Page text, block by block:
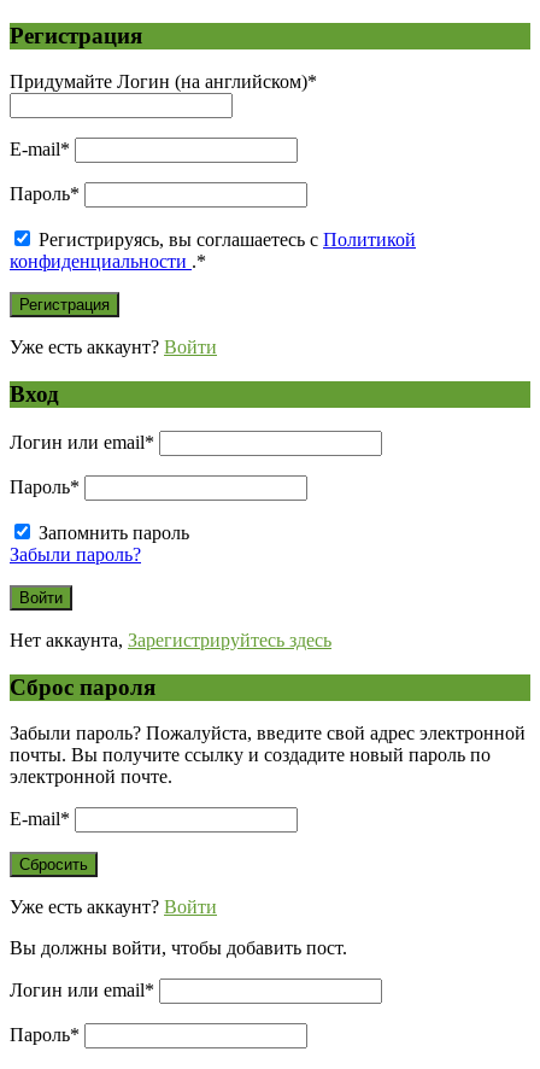
Регистрация
Придумайте Логин (на английском)*
E-mail*
Пароль*
Регистрируясь, вы соглашаетесь с Политикой
конфиденциальности .*
Уже есть аккаунт? Войти
Вход
Логин или email*
Пароль*
Запомнить пароль
Забыли пароль?
Нет аккаунта, Зарегистрируйтесь здесь
Сброс пароля
Забыли пароль? Пожалуйста, введите свой адрес электронной
почты. Вы получите ссылку и создадите новый пароль по
электронной почте.
E-mail*
Уже есть аккаунт? Войти
Вы должны войти, чтобы добавить пост.
Логин или email*
Пароль*